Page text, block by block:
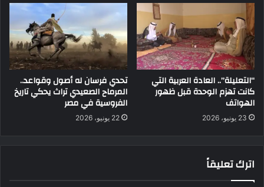
“التعليلة”.. العادة العربية التي
كانت تهزم الوحدة قبل ظهور
الهواتف
23 يونيو، 2026
تحدي فرسان له أصول وقواعد..
المرماح الصعيدي تراث يحكي تاريخ
الفروسية في مصر
22 يونيو، 2026
اترك تعليقاً